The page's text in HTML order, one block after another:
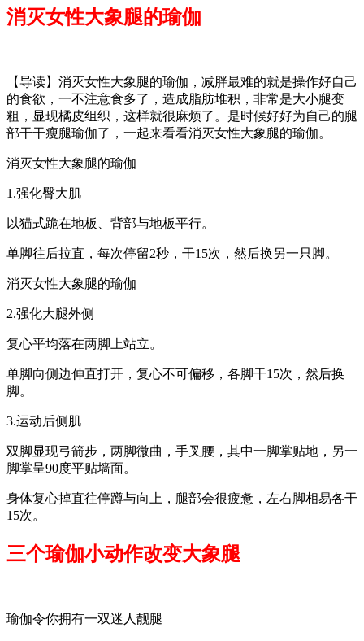
消灭女性大象腿的瑜伽
【导读】消灭女性大象腿的瑜伽，减胖最难的就是操作好自己
的食欲，一不注意食多了，造成脂肪堆积，非常是大小腿变
粗，显现橘皮组织，这样就很麻烦了。是时候好好为自己的腿
部干干瘦腿瑜伽了，一起来看看消灭女性大象腿的瑜伽。
消灭女性大象腿的瑜伽
1.强化臀大肌
以猫式跪在地板、背部与地板平行。
单脚往后拉直，每次停留2秒，干15次，然后换另一只脚。
消灭女性大象腿的瑜伽
2.强化大腿外侧
复心平均落在两脚上站立。
单脚向侧边伸直打开，复心不可偏移，各脚干15次，然后换
脚。
3.运动后侧肌
双脚显现弓箭步，两脚微曲，手叉腰，其中一脚掌贴地，另一
脚掌呈90度平贴墙面。
身体复心掉直往停蹲与向上，腿部会很疲惫，左右脚相易各干
15次。
三个瑜伽小动作改变大象腿
瑜伽令你拥有一双迷人靓腿